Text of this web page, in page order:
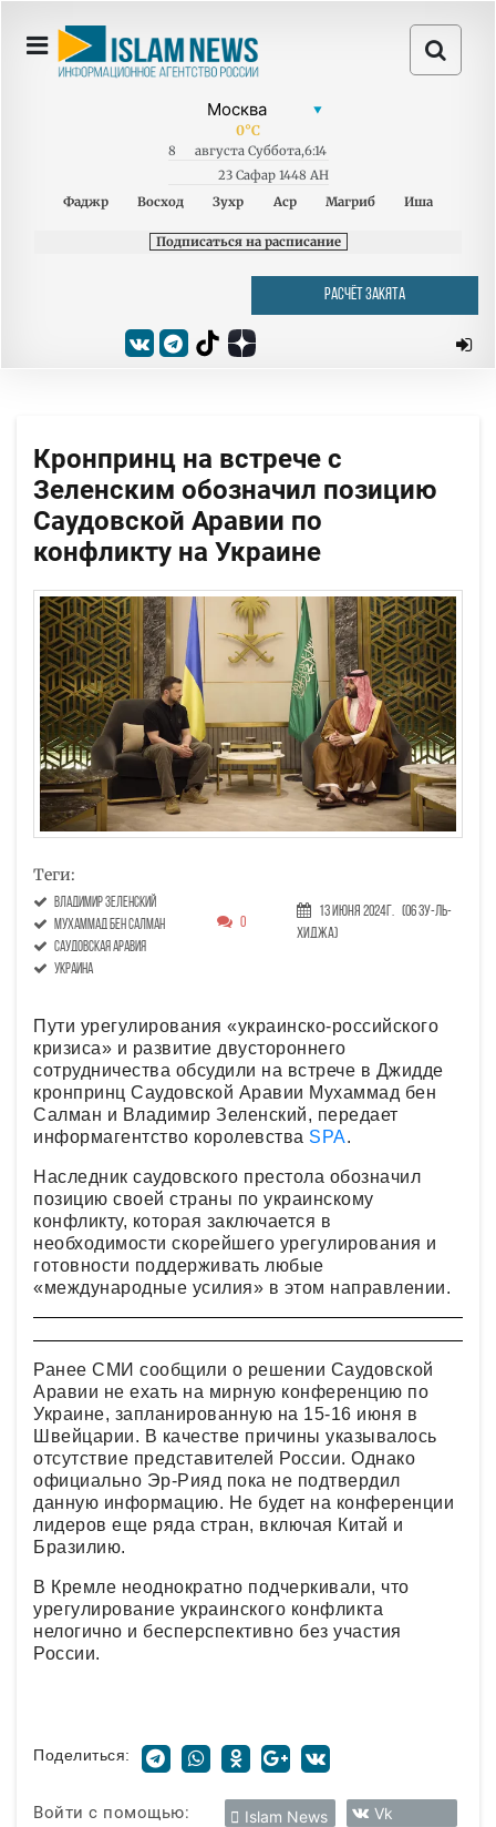
0°C
8 августа Суббота,6:14
23 Сафар 1448 AH
Фаджр
Восход Зухр Аср Магриб Иша
Подписаться на расписание
РАСЧЁТ ЗАКЯТА
Кронпринц на встрече с
Зеленским обозначил позицию
Саудовской Аравии по
конфликту на Украине
Теги:
Владимир Зеленский
Мухаммад бен Салман
саудовская аравия
украина
0
13 Июня 2024г.
(06 Зу-ль-
хиджа)
Пути урегулирования «украинско-российского
кризиса» и развитие двустороннего
сотрудничества обсудили на встрече в Джидде
кронпринц Саудовской Аравии Мухаммад бен
Салман и Владимир Зеленский, передает
информагентство королевства SPA.
Наследник саудовского престола обозначил
позицию своей страны по украинскому
конфликту, которая заключается в
необходимости скорейшего урегулирования и
готовности поддерживать любые
«международные усилия» в этом направлении.
Ранее СМИ сообщили о решении Саудовской
Аравии не ехать на мирную конференцию по
Украине, запланированную на 15-16 июня в
Швейцарии. В качестве причины указывалось
отсутствие представителей России. Однако
официально Эр-Рияд пока не подтвердил
данную информацию. Не будет на конференции
лидеров еще ряда стран, включая Китай и
Бразилию.
В Кремле неоднократно подчеркивали, что
урегулирование украинского конфликта
нелогично и бесперспективно без участия
России.
Поделиться:
Войти с помощью: Islam News Vk